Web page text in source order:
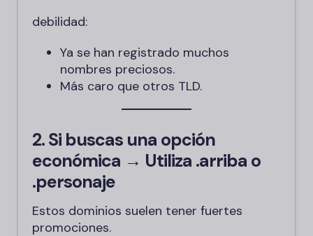
debilidad:
Ya se han registrado muchos
nombres preciosos.
Más caro que otros TLD.
2. Si buscas una opción
económica → Utiliza .arriba o
.personaje
Estos dominios suelen tener fuertes
promociones.